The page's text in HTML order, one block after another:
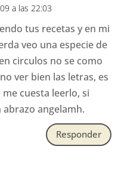
a las 22:03
tus recetas y en mi
veo una especie de
circulos no se como
ver bien las letras, es
cuesta leerlo, si
abrazo angelamh.
Responder